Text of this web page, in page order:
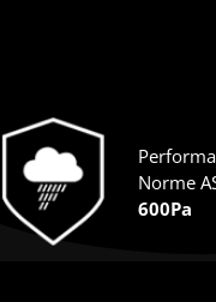
Norme
600Pa